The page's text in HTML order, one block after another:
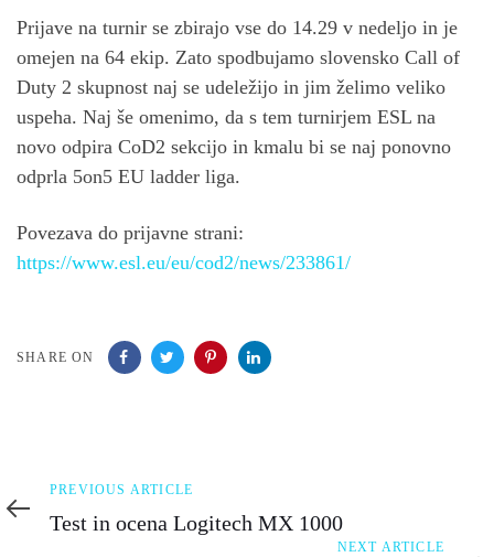
Prijave na turnir se zbirajo vse do 14.29 v nedeljo in je
omejen na 64 ekip. Zato spodbujamo slovensko Call of
Duty 2 skupnost naj se udeležijo in jim želimo veliko
uspeha. Naj še omenimo, da s tem turnirjem ESL na
novo odpira CoD2 sekcijo in kmalu bi se naj ponovno
odprla 5on5 EU ladder liga.
Povezava do prijavne strani:
https://www.esl.eu/eu/cod2/news/233861/
SHARE ON
Previous
Article
PREVIOUS ARTICLE
Test in ocena Logitech MX 1000
NEXT ARTICLE